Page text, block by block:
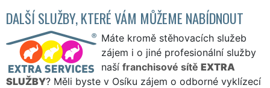
DALŠÍ SLUŽBY, KTERÉ VÁM MŮŽEME NABÍDNOUT
Máte kromě stěhovacích služeb
zájem i o jiné profesionální služby
naší franchisové sítě EXTRA
SLUŽBY? Měli byste v Osíku zájem o odborné vyklízecí